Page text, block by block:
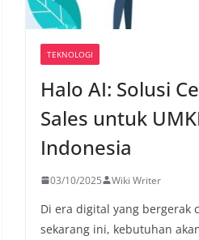
TEKNOLOGI
Halo AI: Solusi
Sales untuk
Indonesia
03/10/2025 Wiki Writer
Di era digital yang bergerak
sekarang ini, kebutuhan